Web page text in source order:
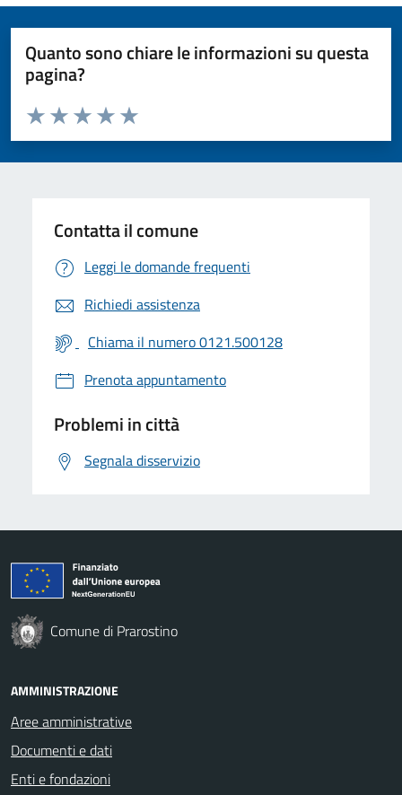
Quanto sono chiare le informazioni su questa
pagina?
Valuta da 1 a 5 stelle la pagina
Valuta 5 stelle su 5
Valuta 4 stelle su 5
Valuta 3 stelle su 5
Valuta 2 stelle su 5
Valuta 1 stelle su 5
Contatta il comune
Leggi le domande frequenti
Richiedi assistenza
Chiama il numero 0121.500128
Prenota appuntamento
Problemi in città
Segnala disservizio
Comune di Prarostino
AMMINISTRAZIONE
Aree amministrative
Documenti e dati
Enti e fondazioni